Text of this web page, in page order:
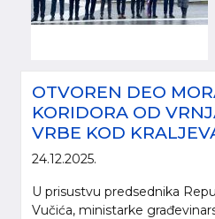
OTVOREN DEO
KORIDORA OD
VRBE KOD
24.12.2025.
U prisustvu predsednika
Vučića, ministarke